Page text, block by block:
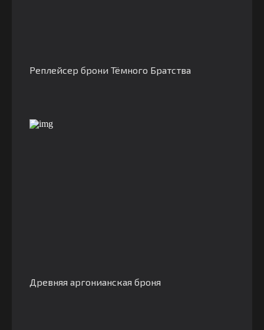
Реплейсер брони Тёмного Братства
Древняя аргонианская броня